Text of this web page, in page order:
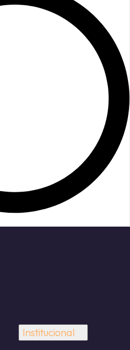
Institucional